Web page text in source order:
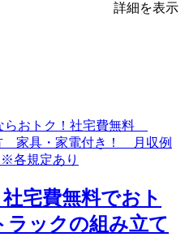
詳細を表示
社宅費無料でおト
ックの組み立て